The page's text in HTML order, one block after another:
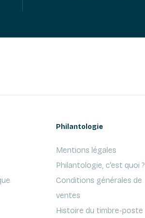
Philantologie
Mentions légales
Philantologie, c'est quoi ?
Conditions générales de
ventes
Histoire du timbre-poste